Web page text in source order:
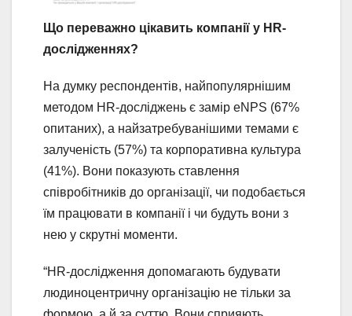
Що переважно цікавить компанії у HR-
дослідженнях?
На думку респондентів, найпопулярнішим
методом HR-досліджень є замір eNPS (67%
опитаних), а найзатребуванішими темами є
залученість (57%) та корпоративна культура
(41%). Вони показують ставлення
співробітників до організації, чи подобається
їм працювати в компанії і чи будуть вони з
нею у скрутні моменти.
“HR-дослідження допомагають будувати
людиноцентричну організацію не тільки за